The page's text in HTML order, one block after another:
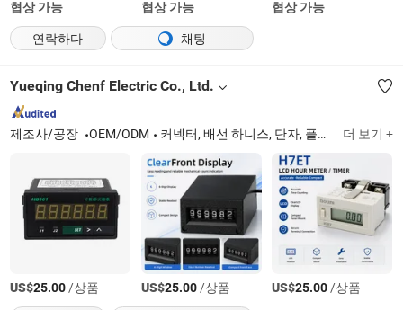
협상 가능 협상 가능
협상 가능
연락하다
채팅
Yueqing Chenf Electric Co., Ltd.
제조사/공장 OEM/ODM 커넥터, 배선 하니스, 단자, 플러그 소켓, 스위치 더 보기 +
US$25.00/상품 US$25.00/상품 US$25.00/상품